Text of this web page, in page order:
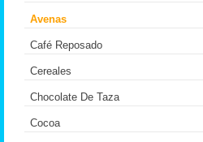
Avenas
Café Reposado
Cereales
Chocolate De Taza
Cocoa